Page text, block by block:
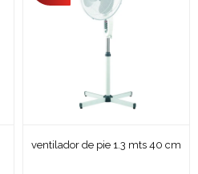
ventilador de pie 1.3 mts 40 cm